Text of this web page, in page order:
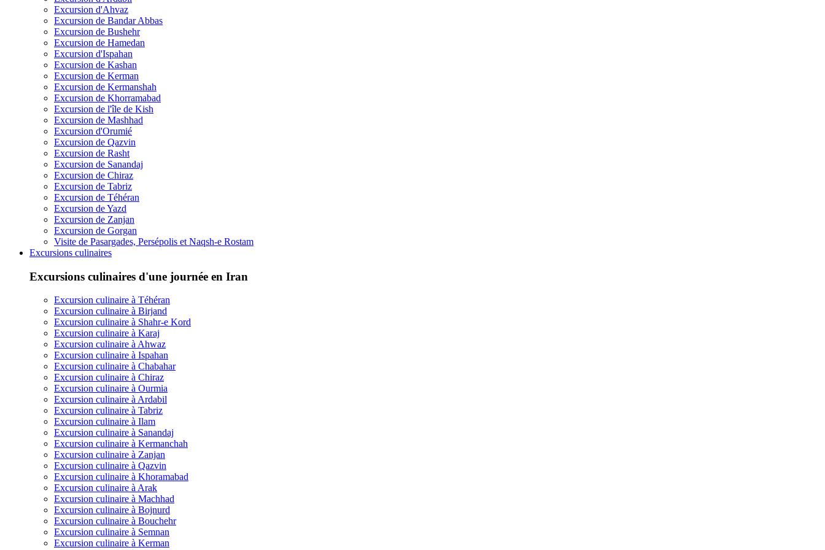
Excursion d'Ahvaz
Excursion de Bandar Abbas
Excursion de Bushehr
Excursion de Hamedan
Excursion d'Ispahan
Excursion de Kashan
Excursion de Kerman
Excursion de Kermanshah
Excursion de Khorramabad
Excursion de l'île de Kish
Excursion de Mashhad
Excursion d'Orumié
Excursion de Qazvin
Excursion de Rasht
Excursion de Sanandaj
Excursion de Chiraz
Excursion de Tabriz
Excursion de Téhéran
Excursion de Yazd
Excursion de Zanjan
Excursion de Gorgan
Visite de Pasargades, Persépolis et Naqsh-e Rostam
Excursions culinaires
Excursions culinaires d'une journée en Iran
Excursion culinaire à Téhéran
Excursion culinaire à Birjand
Excursion culinaire à Shahr-e Kord
Excursion culinaire à Karaj
Excursion culinaire à Ahwaz
Excursion culinaire à Ispahan
Excursion culinaire à Chabahar
Excursion culinaire à Chiraz
Excursion culinaire à Ourmia
Excursion culinaire à Ardabil
Excursion culinaire à Tabriz
Excursion culinaire à Ilam
Excursion culinaire à Sanandaj
Excursion culinaire à Kermanchah
Excursion culinaire à Zanjan
Excursion culinaire à Qazvin
Excursion culinaire à Khoramabad
Excursion culinaire à Arak
Excursion culinaire à Machhad
Excursion culinaire à Bojnurd
Excursion culinaire à Bouchehr
Excursion culinaire à Semnan
Excursion culinaire à Kerman